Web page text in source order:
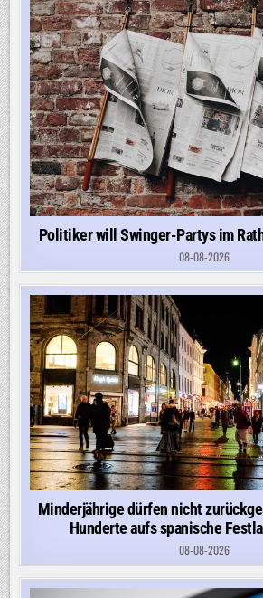
Politiker will Swinger-Partys im
08-08-2026
Minderjährige dürfen nicht
Hunderte aufs spanische
08-08-2026